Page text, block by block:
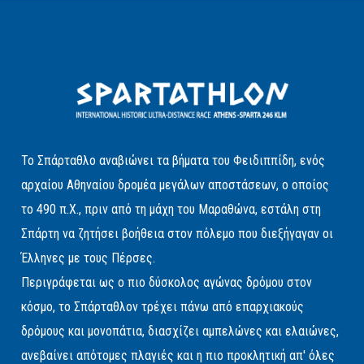
Το Σπάρταθλο αναβιώνει τα βήματα του Φειδιππίδη, ενός
αρχαίου Αθηναίου δρομέα μεγάλων αποστάσεων, ο οποίος
το 490 π.Χ., πριν από τη μάχη του Μαραθώνα, εστάλη στη
Σπάρτη να ζητήσει βοήθεια στον πόλεμο που διεξήγαγαν οι
Έλληνες με τους Πέρσες.
Περιγράφεται ως ο πιο δύσκολος αγώνας δρόμου στον
κόσμο, το Σπάρταθλον τρέχει πάνω από επαρχιακούς
δρόμους και μονοπάτια, διασχίζει αμπελώνες και ελαιώνες,
ανεβαίνει απότομες πλαγιές και η πιο προκλητική απ' όλες